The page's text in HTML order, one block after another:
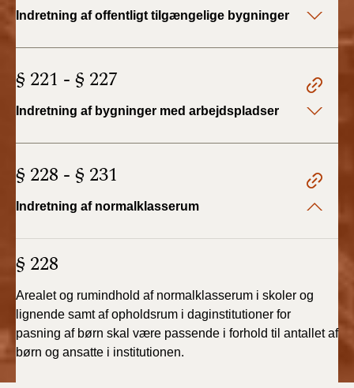
2022)
BR18 (1/1 - 30/6
BR18 (29/6 - 31/12
2021)
2021)
BR18 (1/7-31/12
BR18 (10/3-30/6
BR18 (1/1-9/3 2020)
Indretning af offentligt tilgængelige bygninger
§ 221 - § 227
Indretning af bygninger med arbejdspladser
§ 228 - § 231
Indretning af normalklasserum
§ 228
Arealet og rumindhold af normalklasserum i skoler og
lignende samt af opholdsrum i daginstitutioner for
pasning af børn skal være passende i forhold til antallet af
børn og ansatte i institutionen.